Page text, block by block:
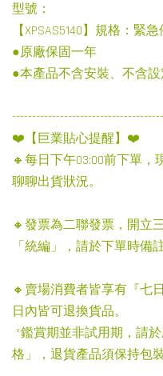
型號：
【XPSAS5140】規格：緊
●原廠保固一年
●本產品不含安裝、不含設
❤️【巨業貼心提醒】❤️
🔸每日下午03:00前下單
聊聊出貨狀況。
🔸發票為二聯發票，開立
「統編」，請於下單時備
🔸賣場消費者皆享有『七
日內皆可退換貨品。
*鑑賞期並非試用期，請
格」，退貨產品須保持包